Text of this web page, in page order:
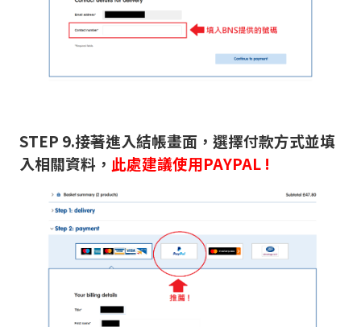
STEP 9.接著進入結帳畫面，選擇付款方式並填
入相關資料， 此處建議使用PAYPAL !